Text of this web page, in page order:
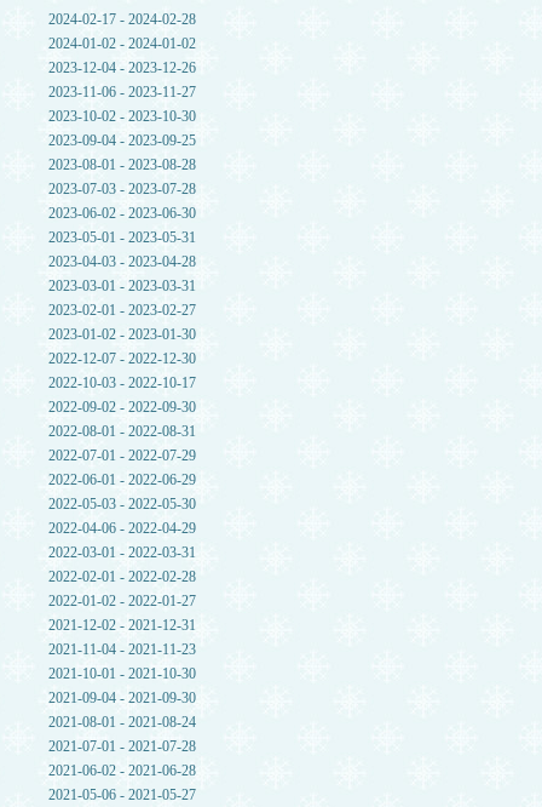
2024-02-17 - 2024-02-28
2024-01-02 - 2024-01-02
2023-12-04 - 2023-12-26
2023-11-06 - 2023-11-27
2023-10-02 - 2023-10-30
2023-09-04 - 2023-09-25
2023-08-01 - 2023-08-28
2023-07-03 - 2023-07-28
2023-06-02 - 2023-06-30
2023-05-01 - 2023-05-31
2023-04-03 - 2023-04-28
2023-03-01 - 2023-03-31
2023-02-01 - 2023-02-27
2023-01-02 - 2023-01-30
2022-12-07 - 2022-12-30
2022-10-03 - 2022-10-17
2022-09-02 - 2022-09-30
2022-08-01 - 2022-08-31
2022-07-01 - 2022-07-29
2022-06-01 - 2022-06-29
2022-05-03 - 2022-05-30
2022-04-06 - 2022-04-29
2022-03-01 - 2022-03-31
2022-02-01 - 2022-02-28
2022-01-02 - 2022-01-27
2021-12-02 - 2021-12-31
2021-11-04 - 2021-11-23
2021-10-01 - 2021-10-30
2021-09-04 - 2021-09-30
2021-08-01 - 2021-08-24
2021-07-01 - 2021-07-28
2021-06-02 - 2021-06-28
2021-05-06 - 2021-05-27